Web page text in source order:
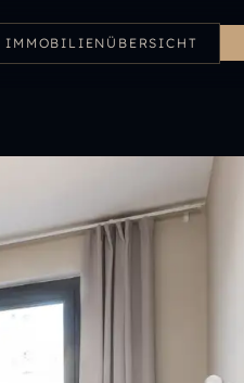
IMMOBILIENÜBERSICHT